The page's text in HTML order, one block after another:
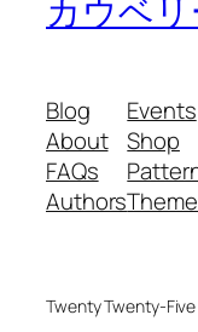
カウベ
Blog
About
FAQs
Authors
Events
Shop
Twenty Twenty-Five